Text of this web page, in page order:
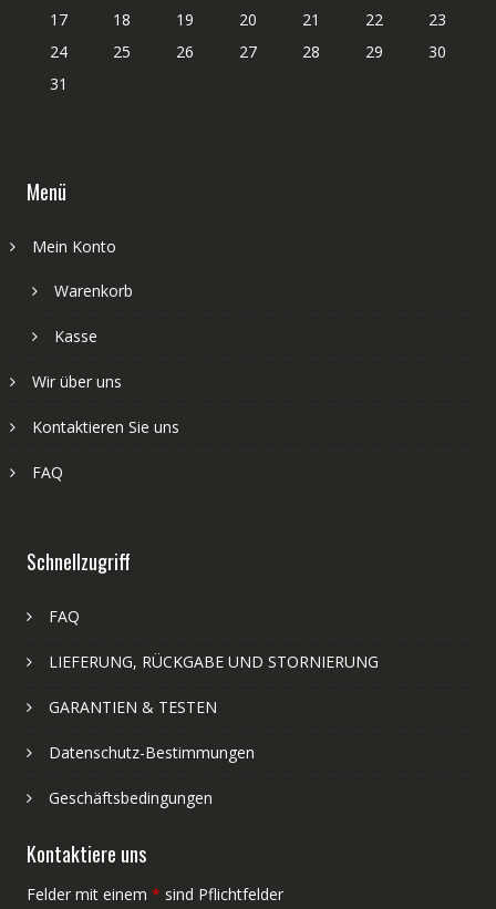
17
18 19 20 21 22
23
24
25 26 27 28 29
30
31
Menü
Mein Konto
Warenkorb
Kasse
Wir über uns
Kontaktieren Sie uns
FAQ
Schnellzugriff
FAQ
LIEFERUNG, RÜCKGABE UND STORNIERUNG
GARANTIEN & TESTEN
Datenschutz-Bestimmungen
Geschäftsbedingungen
Kontaktiere uns
Felder mit einem * sind Pflichtfelder